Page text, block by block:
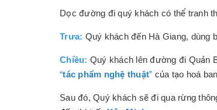
Dọc đường đi quý khách có thể tranh
Trưa: Quý khách đến Hà Giang, dùng
Chiều: Quý khách lên đường đi Quản
“tác phẩm nghệ thuật” của tạo hoá
Sau đó, Quý khách sẽ đi qua rừng